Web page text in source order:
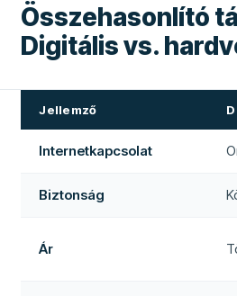
Összehasonlító
Digitális vs.
Jellemző
Internetkapcsolat
Biztonság
Ár